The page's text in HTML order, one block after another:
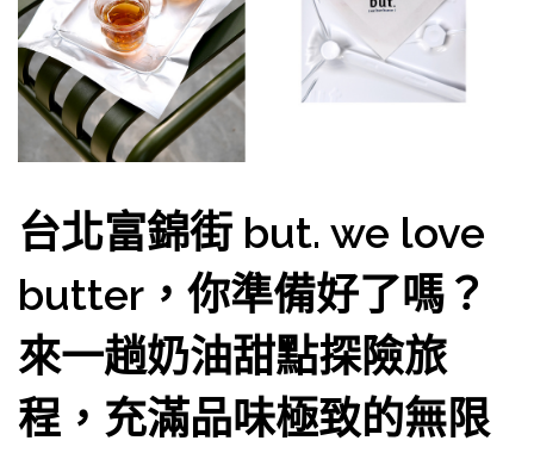
台北富錦街 but. we love
butter，你準備好了嗎？
來一趟奶油甜點探險旅
程，充滿品味極致的無限